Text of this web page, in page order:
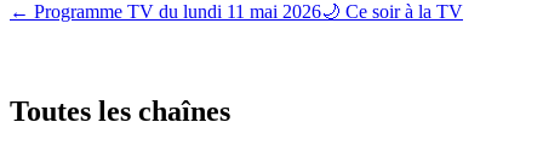
← Programme TV du lundi 11 mai 2026🌙 Ce soir à la TV
Toutes les chaînes